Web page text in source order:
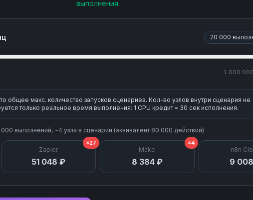
выполнения.
20 000
1 000 000
общее макс. количество запусков сценариев. Кол-во узлов внутри сценария не
только реальное время выполнения: 1 CPU кредит = 30 сек исполнения.
000 выполнений, ~4 узла в сценарии (эквивалент 80 000 действий)
Zapier
51 048 ₽
×27
Make
8 384 ₽
×4
n8n
9